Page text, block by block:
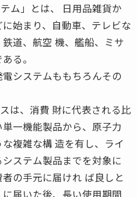
ム」とは、 日用品雑貨か
始まり、自動車、テレビな
道、航空 機、艦船、ミサ
る。
システムももちろんその
は、消費 財に代表される比
一機能製品から、原子力
複雑な構 造を有し、ライ
ステム製品までを対象に
の手元に届けれ ば良しと
届いた後、長い使用期間